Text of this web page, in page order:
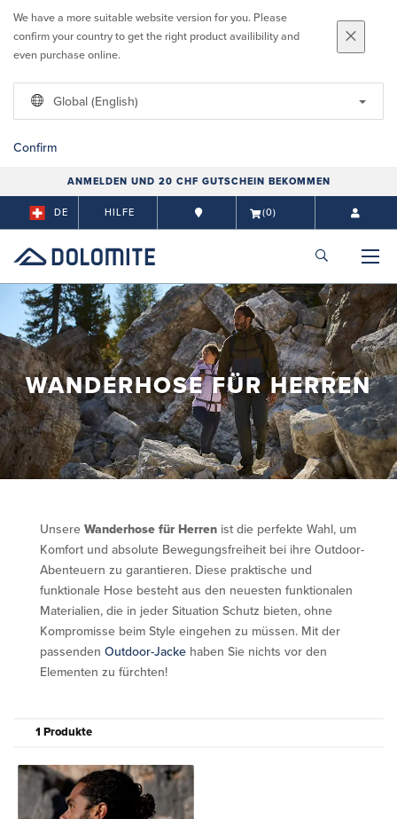
We have a more suitable website version for you. Please
confirm your country to get the right product availibility and
even purchase online.
Global (English)
Confirm
ANMELDEN UND 20 CHF GUTSCHEIN BEKOMMEN
DE HILFE (0)
WANDERHOSE FÜR HERREN
Unsere Wanderhose für Herren ist die perfekte Wahl, um
Komfort und absolute Bewegungsfreiheit bei ihre Outdoor-
Abenteuern zu garantieren. Diese praktische und
funktionale Hose besteht aus den neuesten funktionalen
Materialien, die in jeder Situation Schutz bieten, ohne
Kompromisse beim Style eingehen zu müssen. Mit der
passenden Outdoor-Jacke haben Sie nichts vor den
Elementen zu fürchten!
1 Produkte